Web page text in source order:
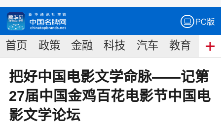
首页 政策 金融 科技 汽车 教育 食
把好中国电影文学命脉——记第
27届中国金鸡百花电影节中国电
影文学论坛